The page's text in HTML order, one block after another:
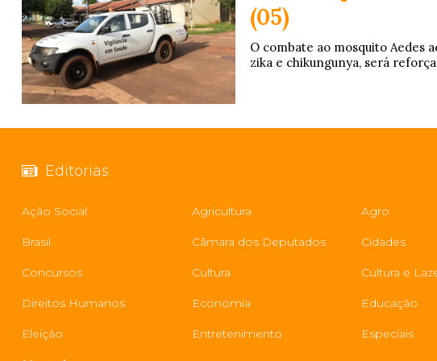
(05)
O combate ao mosquito Aedes
zika e chikungunya, será
Editorias
Ação Social Agricultura Agro
Brasil Câmara dos Deputados Cidades
Concursos Cultura Cultura e
Direitos Humanos Economia Educação
Eleição Entretenimento Especiais